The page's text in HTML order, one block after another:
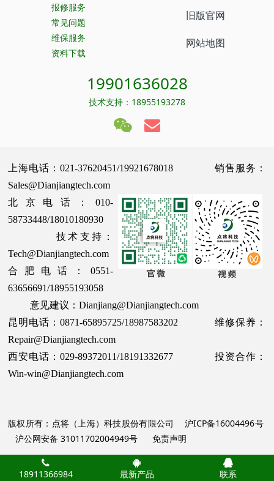
报修服务
常见问题
维保服务
资料下载
旧版官网
网站地图
19901636028
技术支持：18955193278
上海电话：021-37620451/19921678018 销售服务：
Sales@Dianjiangtech.com
北京电话：010-
58733448/18010180930
技术支持：
Tech@Dianjiangtech.com
合肥电话：0551-
63656691/18955193058
意见建议：Dianjiang@Dianjiangtech.com
昆明电话：0871-65895725/18987583202 维修保养：
Repair@Dianjiangtech.com
西安电话：029-89372011/18191332677 投资合作：
Win-win@Dianjiangtech.com
版权所有：点将（上海）科技股份有限公司 沪ICP备16004496号
沪公网安备 31011702004949号
免责声明
18911366984 最新产品 联系